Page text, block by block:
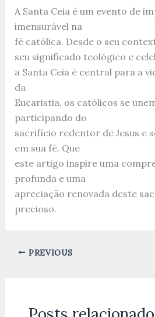
A Santa Ceia é um evento de
imensurável na
fé católica. Desde o seu
seu significado teológico e
a Santa Ceia é central para a
da
Eucaristia, os católicos se
participando do
sacrifício redentor de Jesus e
em sua fé. Que
este artigo inspire uma
profunda e uma
apreciação renovada deste
precioso.
PREVIOUS